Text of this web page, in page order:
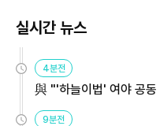
실시간 뉴스
4분전
與 "'하늘이법' 여야 공
9분전